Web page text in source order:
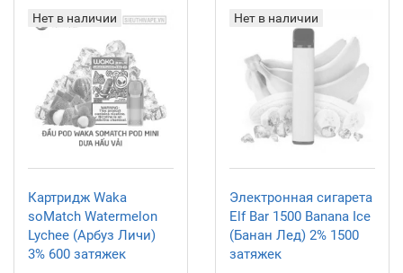
Нет в наличии
Картридж Waka
soMatch Watermelon
Lychee (Арбуз Личи)
3% 600 затяжек
Нет в наличии
Электронная сигарета
Elf Bar 1500 Banana Ice
(Банан Лед) 2% 1500
затяжек